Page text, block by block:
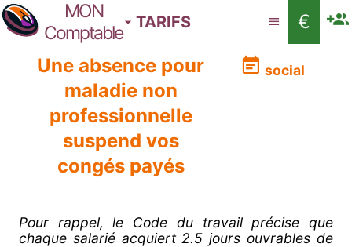
MON
Comptable
TARIFS
€
Une absence pour
maladie non
professionnelle
suspend vos
congés payés
social
Pour rappel, le Code du travail précise que
chaque salarié acquiert 2.5 jours ouvrables de